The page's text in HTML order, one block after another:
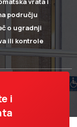
području
o ugradnji
ili kontrole
i